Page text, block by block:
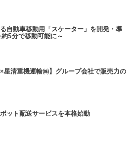
自動車移動用「スケーター」を開発・導
5分で移動可能に～
星清重機運輸㈱】グループ会社で販売力の
ット配送サービスを本格始動